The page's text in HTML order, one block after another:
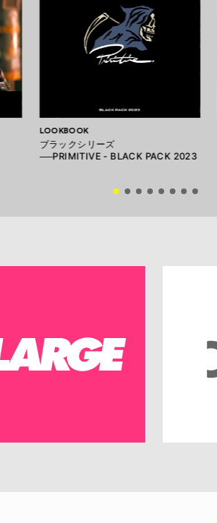
LOOKBOOK
ブラックシリーズ
──PRIMITIVE - BLACK PACK 2023